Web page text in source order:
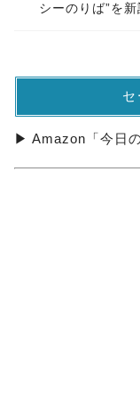
シーのりば”を
▶ Amazon「今日